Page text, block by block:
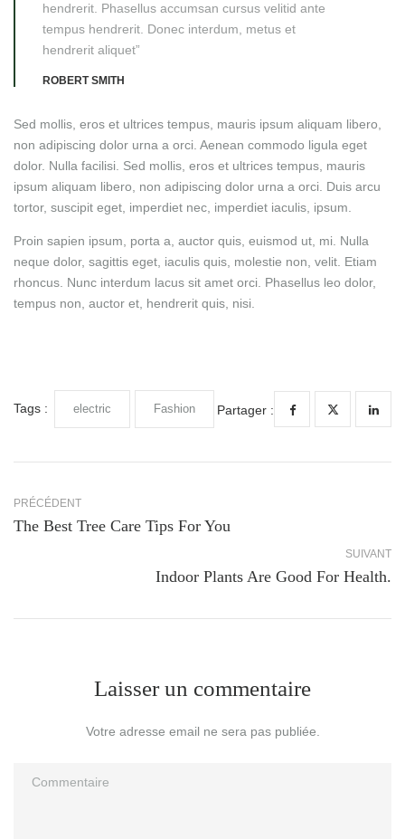
hendrerit. Phasellus accumsan cursus velitid ante
tempus hendrerit. Donec interdum, metus et
hendrerit aliquet”
ROBERT SMITH
Sed mollis, eros et ultrices tempus, mauris ipsum aliquam libero,
non adipiscing dolor urna a orci. Aenean commodo ligula eget
dolor. Nulla facilisi. Sed mollis, eros et ultrices tempus, mauris
ipsum aliquam libero, non adipiscing dolor urna a orci. Duis arcu
tortor, suscipit eget, imperdiet nec, imperdiet iaculis, ipsum.
Proin sapien ipsum, porta a, auctor quis, euismod ut, mi. Nulla
neque dolor, sagittis eget, iaculis quis, molestie non, velit. Etiam
rhoncus. Nunc interdum lacus sit amet orci. Phasellus leo dolor,
tempus non, auctor et, hendrerit quis, nisi.
Tags : electric Fashion Partager :
PRÉCÉDENT
The Best Tree Care Tips For You
SUIVANT
Indoor Plants Are Good For Health.
Laisser un commentaire
Votre adresse email ne sera pas publiée.